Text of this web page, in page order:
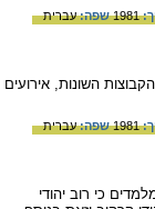
1981 שפה:עברית
השונות, אירועים
1981 שפה:עברית
מלמדים כי רוב יהודי